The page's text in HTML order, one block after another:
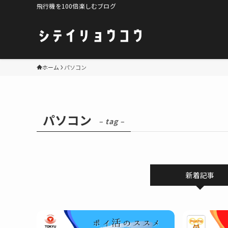
飛行機を100倍楽しむブログ
ホーム パソコン
パソコン – tag –
新着記事